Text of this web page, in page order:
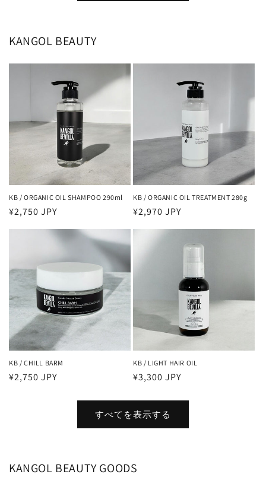
KANGOL BEAUTY
KB / ORGANIC OIL SHAMPOO 290ml
通
常
¥2,750 JPY
KB / ORGANIC OIL TREATMENT 280g
通
常
¥2,970 JPY
KB / CHILL BARM
通
¥2,750 JPY
KB / LIGHT HAIR OIL
通
格
¥3,300 JPY
すべてを表示する
KANGOL BEAUTY GOODS